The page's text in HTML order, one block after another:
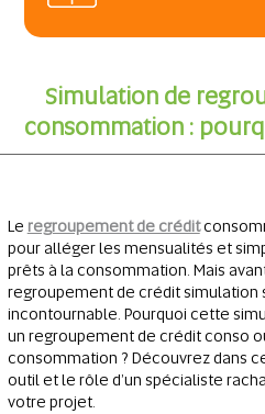
Simulation de
consommation :
Le regroupement de crédit
pour alléger les mensualités et
prêts à la consommation. Mais
regroupement de crédit simulation
incontournable. Pourquoi cette
un regroupement de crédit conso
consommation ? Découvrez dans
outil et le rôle d’un spécialiste
votre projet.